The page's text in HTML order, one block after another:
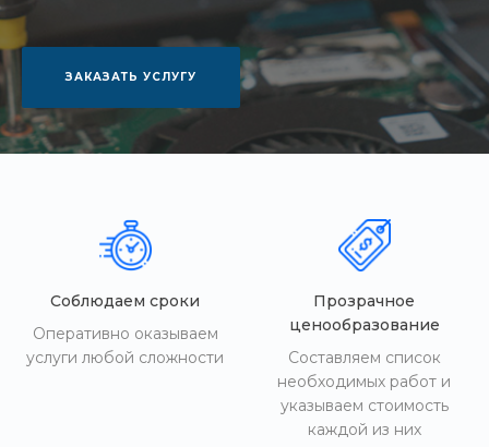
ЗАКАЗАТЬ УСЛУГУ
Соблюдаем сроки
Оперативно оказываем
услуги любой сложности
Прозрачное
ценообразование
Составляем список
необходимых работ и
указываем стоимость
каждой из них